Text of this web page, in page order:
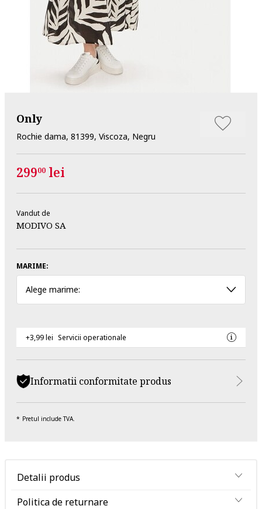
Only
Rochie dama, 81399, Viscoza, Negru
29900 lei
Vandut de
MODIVO SA
MARIME:
Alege marime:
+3,99 lei Servicii operationale
Informatii conformitate produs
Pretul include TVA.
Detalii produs
Politica de returnare